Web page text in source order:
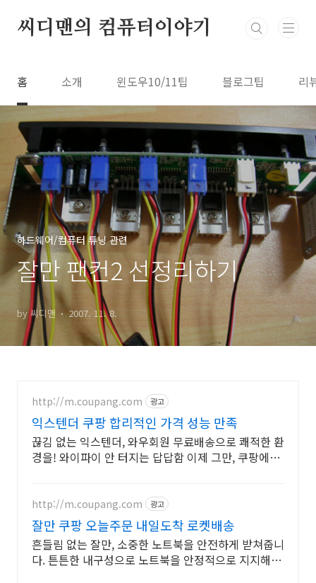
씨디맨의 컴퓨터이야기
홈 소개 윈도우10/11팁 블로그팁 리
하드웨어/컴퓨터 튜닝 관련
잘만 팬컨2 선정리하기
by 씨디맨 2007. 11. 8.
http://m.coupang.com 광고
익스텐더 쿠팡 합리적인 가격 성능 만족
끊김 없는 익스텐더, 와우회원 무료배송으로 쾌적한 환
경을! 와이파이 안 터지는 답답함 이제 그만, 쿠팡에서
http://m.coupang.com 광고
잘만 쿠팡 오늘주문 내일도착 로켓배송
흔들림 없는 잘만, 소중한 노트북을 안전하게 받쳐줍니
다. 튼튼한 내구성으로 노트북을 안정적으로 지지해요,